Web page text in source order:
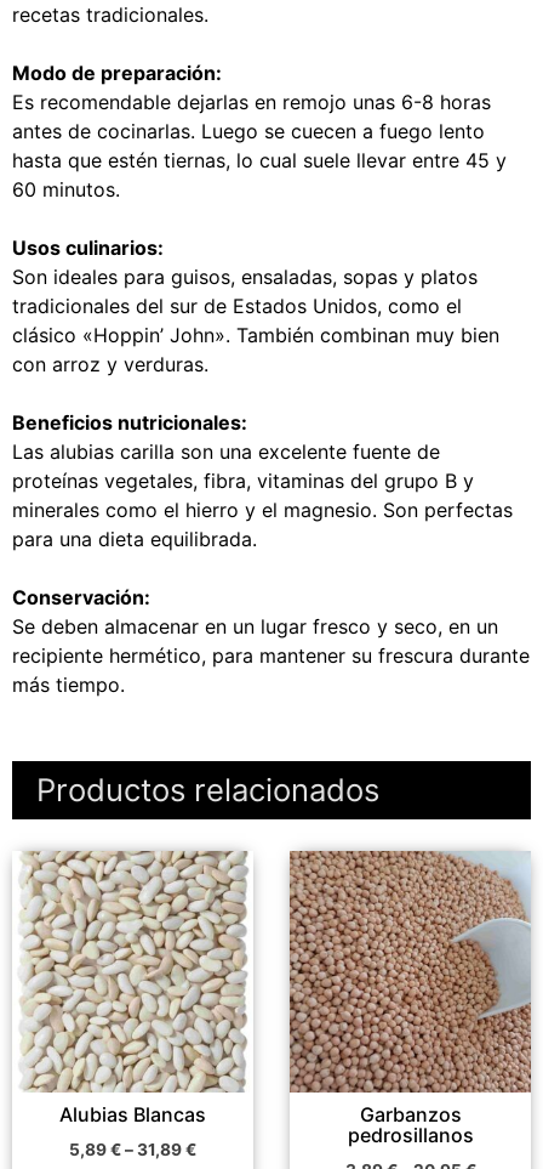
recetas tradicionales.
Modo de preparación:
Es recomendable dejarlas en remojo unas 6-8 horas
antes de cocinarlas. Luego se cuecen a fuego lento
hasta que estén tiernas, lo cual suele llevar entre 45 y
60 minutos.
Usos culinarios:
Son ideales para guisos, ensaladas, sopas y platos
tradicionales del sur de Estados Unidos, como el
clásico «Hoppin’ John». También combinan muy bien
con arroz y verduras.
Beneficios nutricionales:
Las alubias carilla son una excelente fuente de
proteínas vegetales, fibra, vitaminas del grupo B y
minerales como el hierro y el magnesio. Son perfectas
para una dieta equilibrada.
Conservación:
Se deben almacenar en un lugar fresco y seco, en un
recipiente hermético, para mantener su frescura durante
más tiempo.
Productos relacionados
Alubias Blancas
5,89€–31,89€
Este
producto
tiene
múltiples
variantes.
Las
opciones
se
pueden
elegir
Garbanzos
pedrosillanos
Este
producto
tiene
múltiples
variantes.
Las
opciones
se
pueden